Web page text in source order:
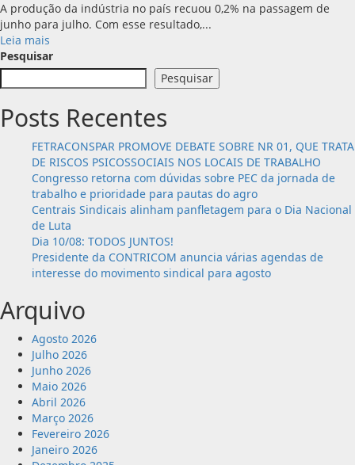
A produção da indústria no país recuou 0,2% na passagem de
junho para julho. Com esse resultado,...
Leia mais
mais
sobre
Produção
recua
em
julho
e
acumula
efeitos
do
juro
alto
Pesquisar
Pesquisar
Posts Recentes
FETRACONSPAR PROMOVE DEBATE SOBRE NR 01, QUE TRATA
DE RISCOS PSICOSSOCIAIS NOS LOCAIS DE TRABALHO
Congresso retorna com dúvidas sobre PEC da jornada de
trabalho e prioridade para pautas do agro
Centrais Sindicais alinham panfletagem para o Dia Nacional
de Luta
Dia 10/08: TODOS JUNTOS!
Presidente da CONTRICOM anuncia várias agendas de
interesse do movimento sindical para agosto
Arquivo
Agosto 2026
Julho 2026
Junho 2026
Maio 2026
Abril 2026
Março 2026
Fevereiro 2026
Janeiro 2026